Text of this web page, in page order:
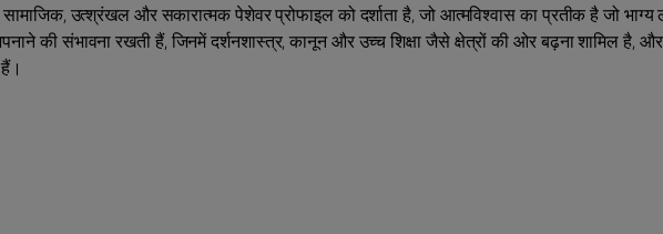
उत्श्रंखल और सकारात्मक पेशेवर प्रोफाइल को दर्शाता है, जो आत्मविश्वास का प्रतीक है जो भाग्य
की संभावना रखती हैं, जिनमें दर्शनशास्त्र, कानून और उच्च शिक्षा जैसे क्षेत्रों की ओर बढ़ना शामिल है, और